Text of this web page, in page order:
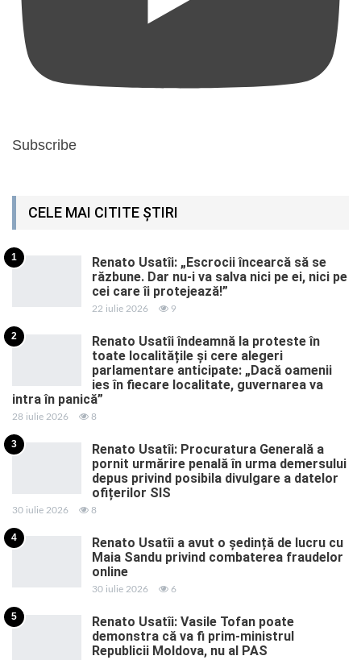
Subscribe
CELE MAI CITITE ȘTIRI
1
Renato Usatîi: „Escrocii încearcă să se
răzbune. Dar nu-i va salva nici pe ei, nici pe
cei care îi protejează!”
22 iulie 2026 9
2
Renato Usatîi îndeamnă la proteste în
toate localitățile și cere alegeri
parlamentare anticipate: „Dacă oamenii
ies în fiecare localitate, guvernarea va
intra în panică”
28 iulie 2026 8
3
Renato Usatîi: Procuratura Generală a
pornit urmărire penală în urma demersului
depus privind posibila divulgare a datelor
ofițerilor SIS
30 iulie 2026 8
4
Renato Usatîi a avut o ședință de lucru cu
Maia Sandu privind combaterea fraudelor
online
30 iulie 2026 6
5
Renato Usatîi: Vasile Tofan poate
demonstra că va fi prim-ministrul
Republicii Moldova, nu al PAS